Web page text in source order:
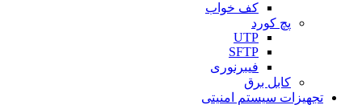
کف خواب
پچ کورد
UTP
SFTP
فیبرنوری
کابل برق
تجهیزات سیستم امنیتی